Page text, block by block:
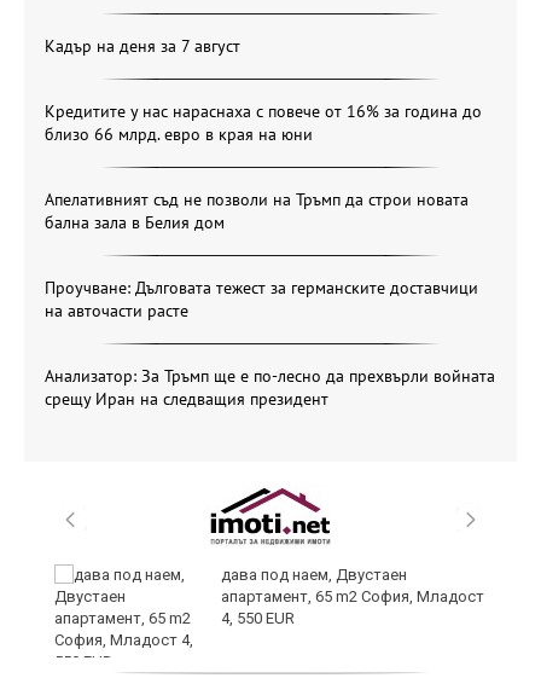
Кадър на деня за 7 август
Кредитите у нас нараснаха с повече от 16% за година до
близо 66 млрд. евро в края на юни
Апелативният съд не позволи на Тръмп да строи новата
бална зала в Белия дом
Проучване: Дълговата тежест за германските доставчици
на авточасти расте
Анализатор: За Тръмп ще е по-лесно да прехвърли войната
срещу Иран на следващия президент
дава под наем, Двустаен
апартамент, 65 m2 София, Младост
4, 550 EUR